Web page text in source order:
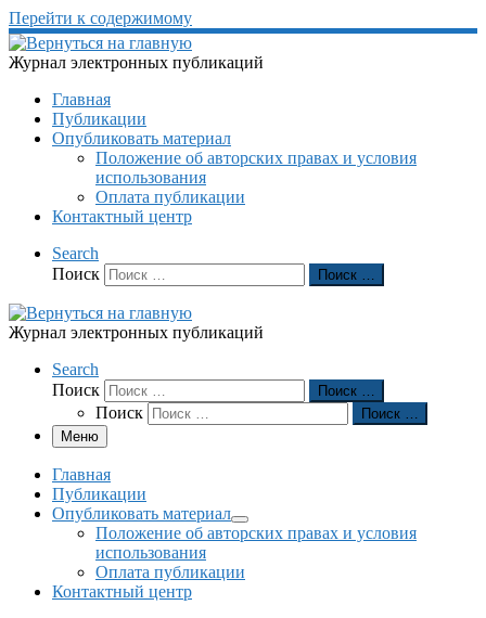
Перейти к содержимому
Журнал электронных публикаций
Главная
Публикации
Опубликовать материал
Положение об авторских правах и условия
использования
Оплата публикации
Контактный центр
Search
Поиск
Поиск …
Журнал электронных публикаций
Search
Поиск
Поиск …
Поиск
Поиск …
Меню
Главная
Публикации
Опубликовать материал
Положение об авторских правах и условия
использования
Оплата публикации
Контактный центр